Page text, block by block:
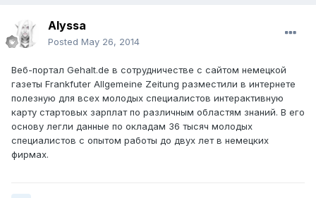
Alyssa
Posted May 26, 2014
Веб-портал Gehalt.de в сотрудничестве с сайтом немецкой
газеты Frankfuter Allgemeine Zeitung разместили в интернете
полезную для всех молодых специалистов интерактивную
карту стартовых зарплат по различным областям знаний. В его
основу легли данные по окладам 36 тысяч молодых
специалистов с опытом работы до двух лет в немецких
фирмах.